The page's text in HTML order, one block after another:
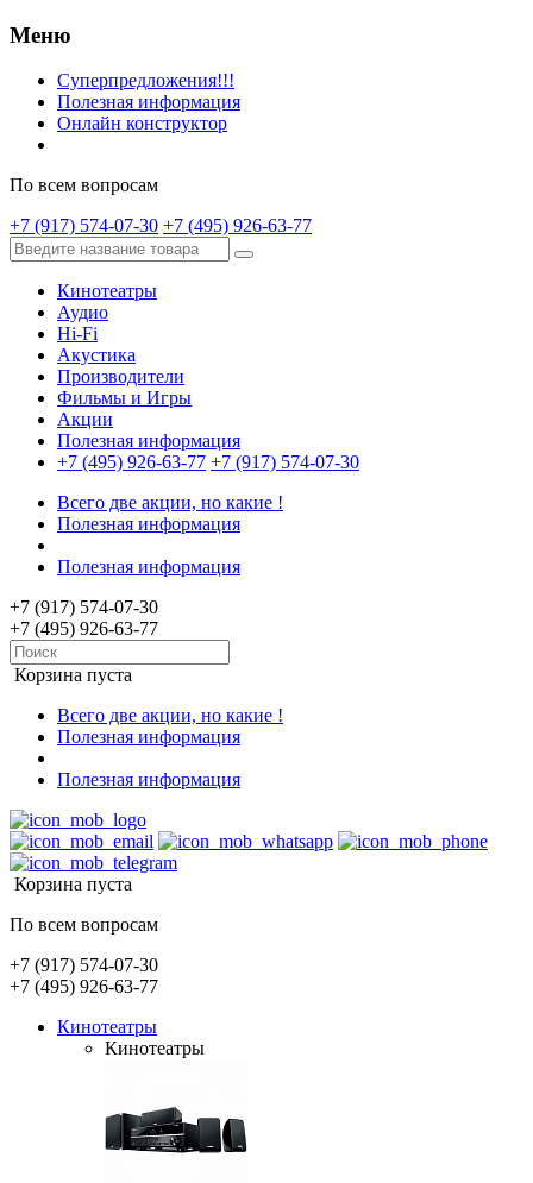
Меню
Суперпредложения!!!
Полезная информация
Онлайн конструктор
По всем вопросам
+7 (917) 574-07-30 +7 (495) 926-63-77
Кинотеатры
Аудио
Hi-Fi
Акустика
Производители
Фильмы и Игры
Акции
Полезная информация
+7 (495) 926-63-77 +7 (917) 574-07-30
Всего две акции, но какие !
Полезная информация
Полезная информация
+7 (917) 574-07-30
+7 (495) 926-63-77
Корзина пуста
Всего две акции, но какие !
Полезная информация
Полезная информация
Корзина пуста
По всем вопросам
+7 (917) 574-07-30
+7 (495) 926-63-77
Кинотеатры
Кинотеатры